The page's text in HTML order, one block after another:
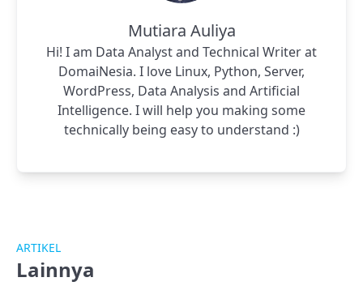
Mutiara Auliya
Hi! I am Data Analyst and Technical Writer at
DomaiNesia. I love Linux, Python, Server,
WordPress, Data Analysis and Artificial
Intelligence. I will help you making some
technically being easy to understand :)
ARTIKEL
Lainnya